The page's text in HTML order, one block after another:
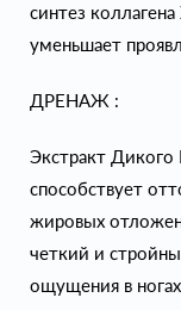
синтез
уменьшает
ДРЕНАЖ :
Экстракт
способствует
жировых
четкий и
ощущения в